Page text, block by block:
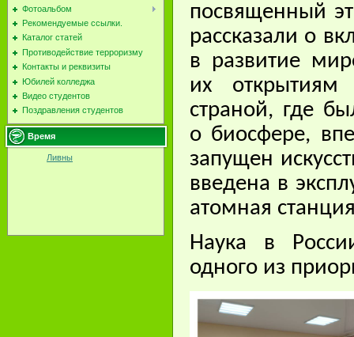
Фотоальбом
Рекомендуемые ссылки.
Каталог статей
Противодействие терроризму
Контакты и реквизиты
Юбилей колледжа
Видео студентов
Поздравления студентов
Время
Ливны
посвященный
рассказали о
в развитие
их открытиям
страной, где
о биосфере,
запущен
введена в
атомная
Наука в
одного из